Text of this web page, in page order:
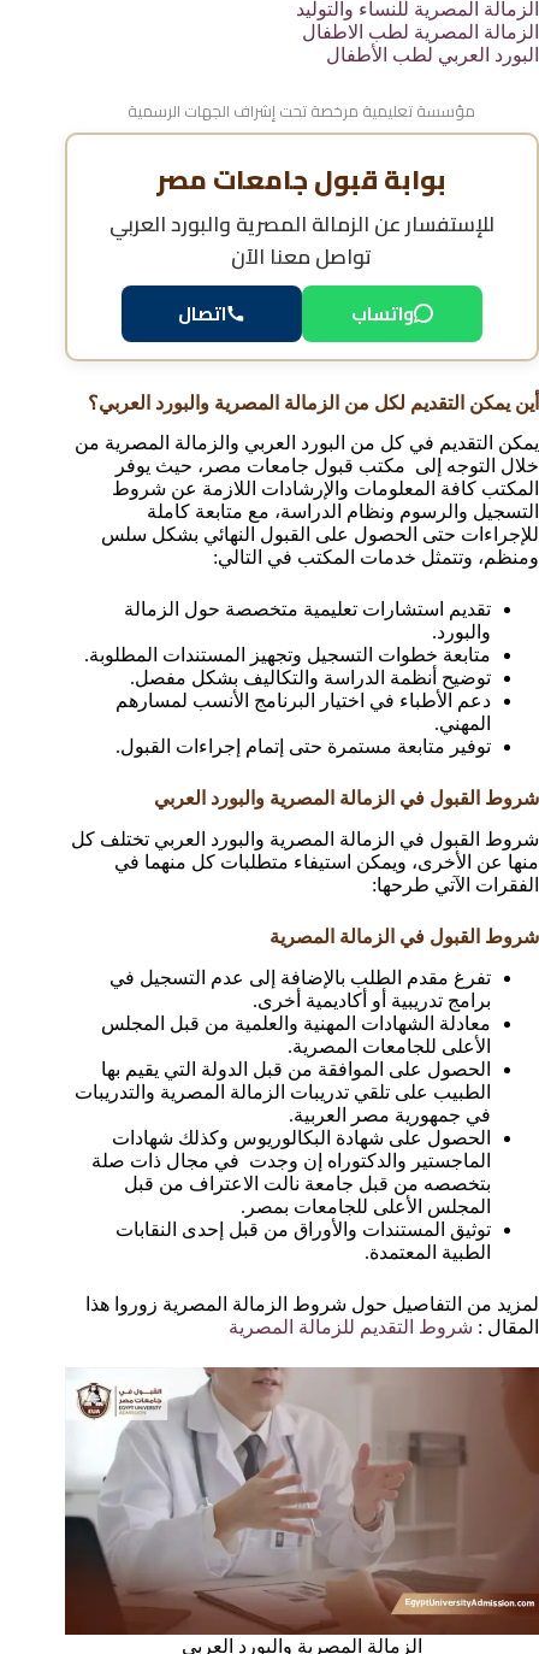
الزمالة المصرية للنساء والتوليد
الزمالة المصرية لطب الاطفال
البورد العربي لطب الأطفال
مؤسسة تعليمية مرخصة تحت إشراف الجهات الرسمية
بوابة قبول جامعات مصر
للإستفسار عنالزمالة المصرية والبورد العربي
تواصل معنا الآن
واتساب اتصال
أين يمكن التقديم لكل من الزمالة المصرية والبورد العربي؟
يمكن التقديم في كل من البورد العربي والزمالة المصرية من
خلال التوجه إلى مكتب قبول جامعات مصر، حيث يوفر
المكتب كافة المعلومات والإرشادات اللازمة عن شروط
التسجيل والرسوم ونظام الدراسة، مع متابعة كاملة
للإجراءات حتى الحصول على القبول النهائي بشكل سلس
ومنظم، وتتمثل خدمات المكتب في التالي:
تقديم استشارات تعليمية متخصصة حول الزمالة
والبورد.
متابعة خطوات التسجيل وتجهيز المستندات المطلوبة.
توضيح أنظمة الدراسة والتكاليف بشكل مفصل.
دعم الأطباء في اختيار البرنامج الأنسب لمسارهم
المهني.
توفير متابعة مستمرة حتى إتمام إجراءات القبول.
شروط القبول في الزمالة المصرية والبورد العربي
شروط القبول في الزمالة المصرية والبورد العربي تختلف كل
منها عن الأخرى، ويمكن استيفاء متطلبات كل منهما في
الفقرات الآتي طرحها:
شروط القبول في الزمالة المصرية
تفرغ مقدم الطلب بالإضافة إلى عدم التسجيل في
برامج تدريبية أو أكاديمية أخرى.
معادلة الشهادات المهنية والعلمية من قبل المجلس
الأعلى للجامعات المصرية.
الحصول على الموافقة من قبل الدولة التي يقيم بها
الطبيب على تلقي تدريبات الزمالة المصرية والتدريبات
في جمهورية مصر العربية.
الحصول على شهادة البكالوريوس وكذلك شهادات
الماجستير والدكتوراه إن وجدت في مجال ذات صلة
بتخصصه من قبل جامعة نالت الاعتراف من قبل
المجلس الأعلى للجامعات بمصر.
توثيق المستندات والأوراق من قبل إحدى النقابات
الطبية المعتمدة.
لمزيد من التفاصيل حول شروط الزمالة المصرية زوروا هذا
المقال : شروط التقديم للزمالة المصرية
الزمالة المصرية والبورد العربي